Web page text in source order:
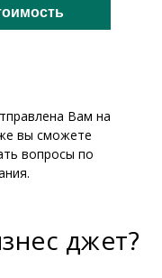
Вам на
вы сможете
вопросы по
джет?